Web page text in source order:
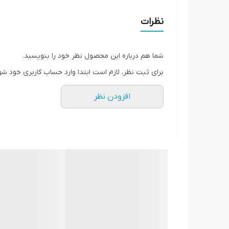
نظرات
شما هم درباره این محصول نظر خود را بنویسید.
برای ثبت نظر، لازم است ابتدا وارد حساب کاربری خود
افزودن نظر